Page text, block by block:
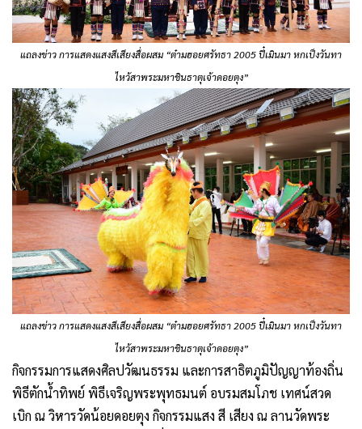
แถลงข่าว การแสดงแสงสีเสียงสื่อผสม “ต๋ามฮอยศรัทธา 2005 ปี๋เมินมา หกเป็งวันทา
ไหว้สาพระมหาชินธาตุเจ้าดอยตุง”
แถลงข่าว การแสดงแสงสีเสียงสื่อผสม “ต๋ามฮอยศรัทธา 2005 ปี๋เมินมา หกเป็งวันทา
ไหว้สาพระมหาชินธาตุเจ้าดอยตุง”
กิจกรรมการแสดงศิลปวัฒนธรรม และการสาธิตภูมิปัญญาท้องถิ่น
พิธีตักน้ำทิพย์ พิธีเจริญพระพุทธมนต์ อบรมสมโภช เทศน์สวด
เบิก ณ วิหารวัดน้อยดอยตุง กิจกรรมแสง สี เสียง ณ ลานวัดพระ